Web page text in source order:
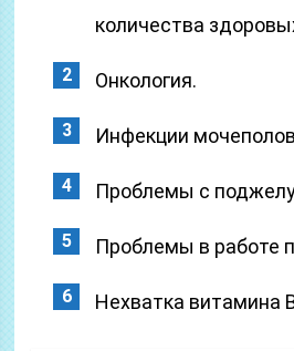
количества
Онкология.
Инфекции
Проблемы с
Проблемы в работе
Нехватка витамина